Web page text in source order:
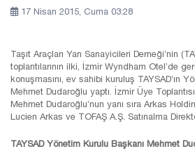
17 Nisan 2015, Cuma 03:28
Taşıt Araçları Yan Sanayicileri Derneği’nin
toplantılarının ilki, İzmir Wyndham Otel’de
konuşmasını, ev sahibi kuruluş TAYSAD’ın
Mehmet Dudaroğlu yaptı. İzmir Üye
Mehmet Dudaroğlu’nun yanı sıra Arkas
Lucien Arkas ve TOFAŞ A.Ş. Satınalma
TAYSAD Yönetim Kurulu Başkanı Mehmet